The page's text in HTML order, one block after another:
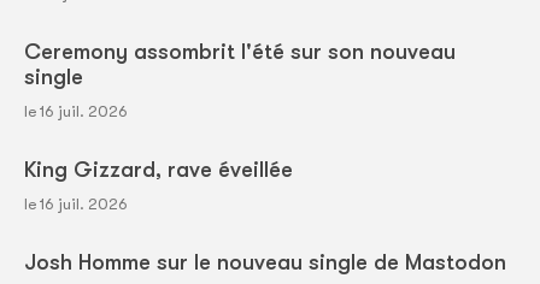
Ceremony assombrit l'été sur son nouveau
single
le 16 juil. 2026
King Gizzard, rave éveillée
le 16 juil. 2026
Josh Homme sur le nouveau single de Mastodon